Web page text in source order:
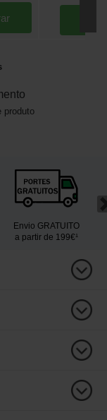
produto
Envio GRATUITO
a partir de 199€¹